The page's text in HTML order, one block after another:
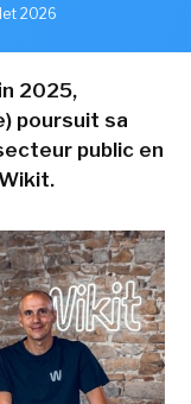
2026
2025,
poursuit sa
public en